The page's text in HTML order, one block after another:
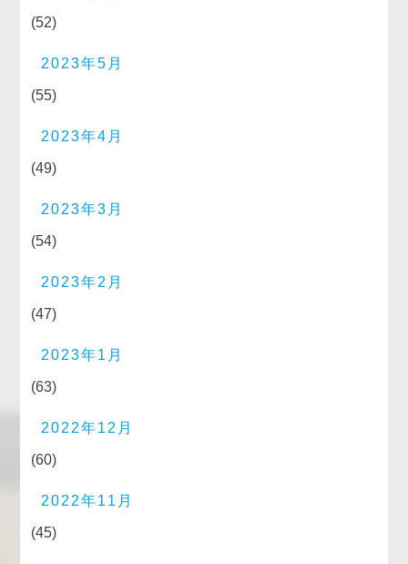
(52)
2023年5月
(55)
2023年4月
(49)
2023年3月
(54)
2023年2月
(47)
2023年1月
(63)
2022年12月
(60)
2022年11月
(45)